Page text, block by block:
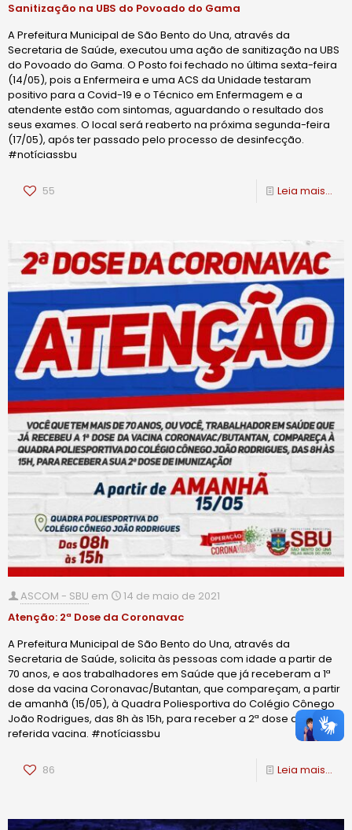
Sanitização na UBS do Povoado do Gama
A Prefeitura Municipal de São Bento do Una, através da
Secretaria de Saúde, executou uma ação de sanitização na UBS
do Povoado do Gama. O Posto foi fechado no última sexta-feira
(14/05), pois a Enfermeira e uma ACS da Unidade testaram
positivo para a Covid-19 e o Técnico em Enfermagem e a
atendente estão com sintomas, aguardando o resultado dos
seus exames. O local será reaberto na próxima segunda-feira
(17/05), após ter passado pelo processo de desinfecção.
#notíciassbu
55 Leia mais...
ASCOM - SBU em
14 de maio de 2021
Atenção: 2ª Dose da Coronavac
A Prefeitura Municipal de São Bento do Una, através da
Secretaria de Saúde, solicita às pessoas com idade a partir de
70 anos, e aos trabalhadores em Saúde que já receberam a 1ª
dose da vacina Coronavac/Butantan, que compareçam, a partir
de amanhã (15/05), à Quadra Poliesportiva do Colégio Cônego
João Rodrigues, das 8h às 15h, para receber a 2ª dose da
referida vacina. #notíciassbu
86 Leia mais...